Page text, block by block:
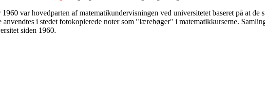
1960 var hovedparten af matematikundervisningen ved universitetet baseret på at
i stedet fotokopierede noter som "lærebøger" i matematikkurserne.
siden 1960.